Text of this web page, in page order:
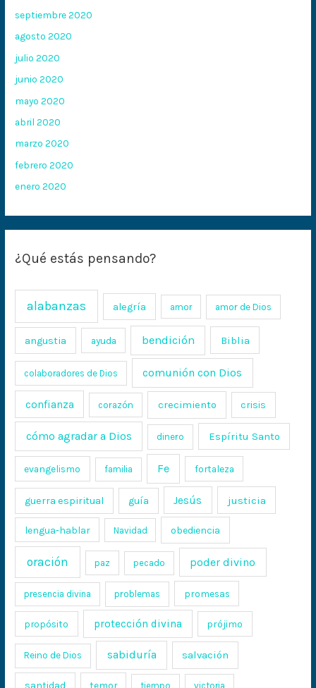
septiembre 2020
agosto 2020
julio 2020
junio 2020
mayo 2020
abril 2020
marzo 2020
febrero 2020
enero 2020
¿Qué estás pensando?
alabanzas alegría amor amor de Dios
angustia ayuda bendición Biblia
colaboradores de Dios comunión con Dios
confianza corazón crecimiento crisis
cómo agradar a Dios dinero Espíritu Santo
evangelismo familia Fe fortaleza
guerra espiritual guía Jesús justicia
lengua-hablar Navidad obediencia
oración paz pecado poder divino
presencia divina problemas promesas
propósito protección divina prójimo
Reino de Dios sabiduría salvación
temor tiempo victoria